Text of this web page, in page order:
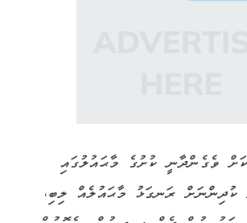
ވެގެންދާނީ ކުށުގެ މާޙައުލުގައި
ކުދިންނަށް ރަނގަޅު މާޙައުލެއް ލިބި،